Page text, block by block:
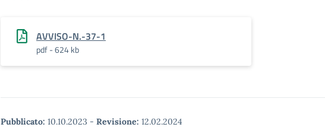
AVVISO-N.-37-1
pdf - 624 kb
Pubblicato: 10.10.2023 - Revisione: 12.02.2024